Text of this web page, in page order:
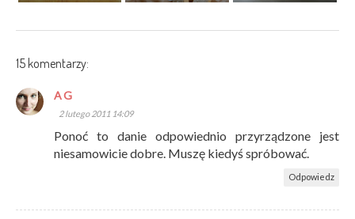
15 komentarzy:
AG
2 lutego 2011 14:09
Ponoć to danie odpowiednio przyrządzone jest
niesamowicie dobre. Muszę kiedyś spróbować.
Odpowiedz